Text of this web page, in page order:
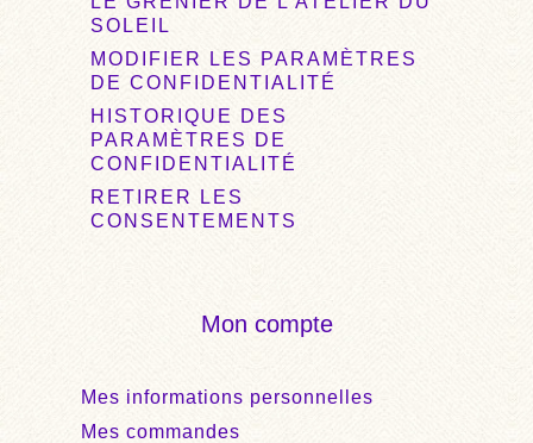
SOLEIL
MODIFIER LES PARAMÈTRES
DE CONFIDENTIALITÉ
HISTORIQUE DES
PARAMÈTRES DE
CONFIDENTIALITÉ
RETIRER LES
CONSENTEMENTS
Mon compte
Mes informations personnelles
Mes commandes